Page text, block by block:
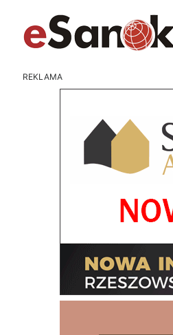
REKLAMA